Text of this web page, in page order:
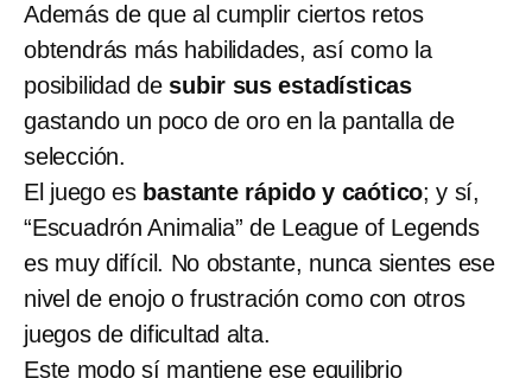
Además de que al cumplir ciertos retos
obtendrás más habilidades, así como la
posibilidad de subir sus estadísticas
gastando un poco de oro en la pantalla de
selección.
El juego es bastante rápido y caótico; y sí,
“Escuadrón Animalia” de League of Legends
es muy difícil. No obstante, nunca sientes ese
nivel de enojo o frustración como con otros
juegos de dificultad alta.
Este modo sí mantiene ese equilibrio